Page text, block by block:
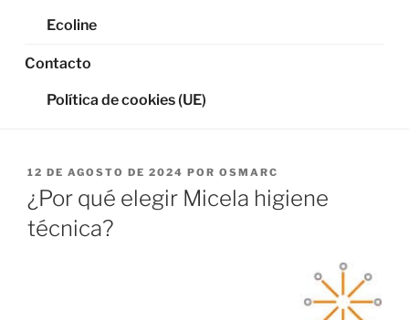
Ecoline
Contacto
Política de cookies (UE)
PUBLICADO
EL
12 DE AGOSTO DE 2024 POR OSMARC
¿Por qué elegir Micela higiene
técnica?